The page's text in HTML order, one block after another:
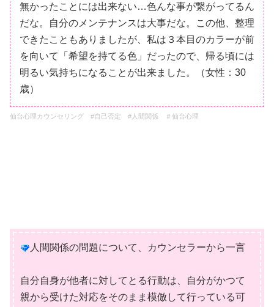
無かったことには出来ない…色んな事が繋がってるん
だな。自分のメンテナンスは大事だな。この他、整理
できたこともありましたが、私は３本目のカラーが前
を向いて「希望を持てる色」だったので、帰る頃には
明るい気持ちになることが出来ました。（女性：30
歳）
仙台心理カウンセリング #自己否定 #人間関係 ＃仙台心理
人間関係の問題について、カウンセラーから一言
自分自身が他者に対してとる行動は、自分がかつて
親から受けた対応をそのまま模倣して行っている可